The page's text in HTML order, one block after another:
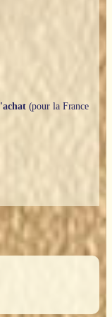
(pour la France